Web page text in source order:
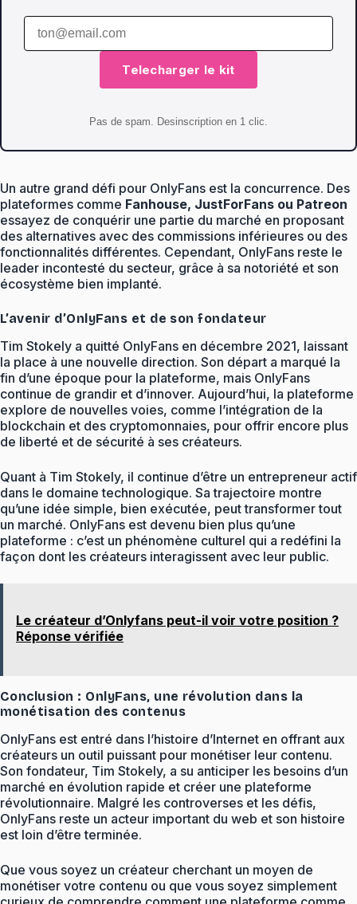
Telecharger le kit
Pas de spam. Desinscription en 1 clic.
Un autre grand défi pour OnlyFans est la concurrence. Des
plateformes comme Fanhouse, JustForFans ou Patreon
essayez de conquérir une partie du marché en proposant
des alternatives avec des commissions inférieures ou des
fonctionnalités différentes. Cependant, OnlyFans reste le
leader incontesté du secteur, grâce à sa notoriété et son
écosystème bien implanté.
L’avenir d’OnlyFans et de son fondateur
Tim Stokely a quitté OnlyFans en décembre 2021, laissant
la place à une nouvelle direction. Son départ a marqué la
fin d’une époque pour la plateforme, mais OnlyFans
continue de grandir et d’innover. Aujourd’hui, la plateforme
explore de nouvelles voies, comme l’intégration de la
blockchain et des cryptomonnaies, pour offrir encore plus
de liberté et de sécurité à ses créateurs.
Quant à Tim Stokely, il continue d’être un entrepreneur actif
dans le domaine technologique. Sa trajectoire montre
qu’une idée simple, bien exécutée, peut transformer tout
un marché. OnlyFans est devenu bien plus qu’une
plateforme : c’est un phénomène culturel qui a redéfini la
façon dont les créateurs interagissent avec leur public.
Le créateur d’Onlyfans peut-il voir votre position ?
Réponse vérifiée
Conclusion : OnlyFans, une révolution dans la
monétisation des contenus
OnlyFans est entré dans l’histoire d’Internet en offrant aux
créateurs un outil puissant pour monétiser leur contenu.
Son fondateur, Tim Stokely, a su anticiper les besoins d’un
marché en évolution rapide et créer une plateforme
révolutionnaire. Malgré les controverses et les défis,
OnlyFans reste un acteur important du web et son histoire
est loin d’être terminée.
Que vous soyez un créateur cherchant un moyen de
monétiser votre contenu ou que vous soyez simplement